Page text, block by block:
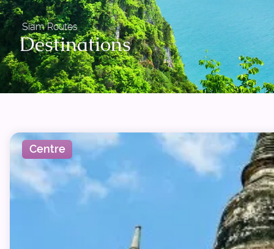
Siam Routes
Destinations
Centre